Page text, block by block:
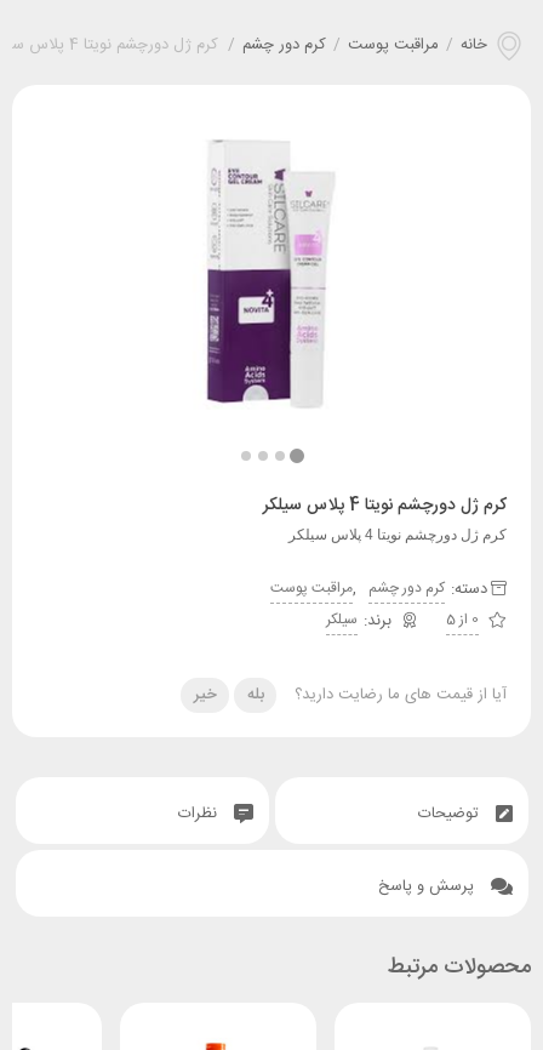
خانه / مراقبت پوست / کرم دور چشم / کرم ژل دورچشم نویتا 4 پلاس سیلکر
کرم ژل دورچشم نویتا 4 پلاس سیلکر
کرم ژل دورچشم نویتا 4 پلاس سیلکر
دسته: کرم دور چشم ,مراقبت پوست
0 از 5
سیلکر
آیا از قیمت های ما رضایت دارید؟ بله خیر
توضیحات نظرات
پرسش و پاسخ
محصولات مرتبط